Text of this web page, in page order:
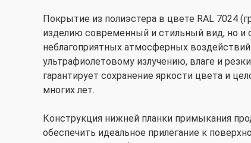
Покрытие из полиэстера в цвете RAL 7024
изделию современный и стильный вид, но и
неблагоприятных атмосферных
ультрафиолетовому излучению, влаге и
гарантирует сохранение яркости цвета и
многих лет.
Конструкция нижней планки примыкания
обеспечить идеальное прилегание к